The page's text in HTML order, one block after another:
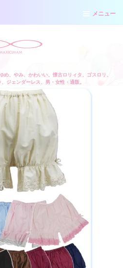
メニュー
め、やみ、かわいい、懐古ロリィタ、ゴスロリ、
ジェンダーレス、男・女性・通販。